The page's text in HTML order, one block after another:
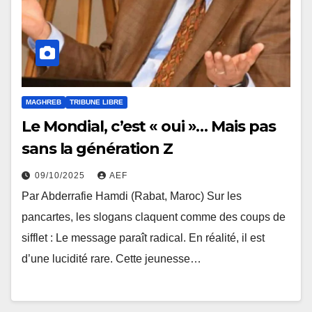
MAGHREB TRIBUNE LIBRE
Le Mondial, c’est « oui »… Mais pas
sans la génération Z
09/10/2025 AEF
Par Abderrafie Hamdi (Rabat, Maroc) Sur les
pancartes, les slogans claquent comme des coups de
sifflet : Le message paraît radical. En réalité, il est
d’une lucidité rare. Cette jeunesse…